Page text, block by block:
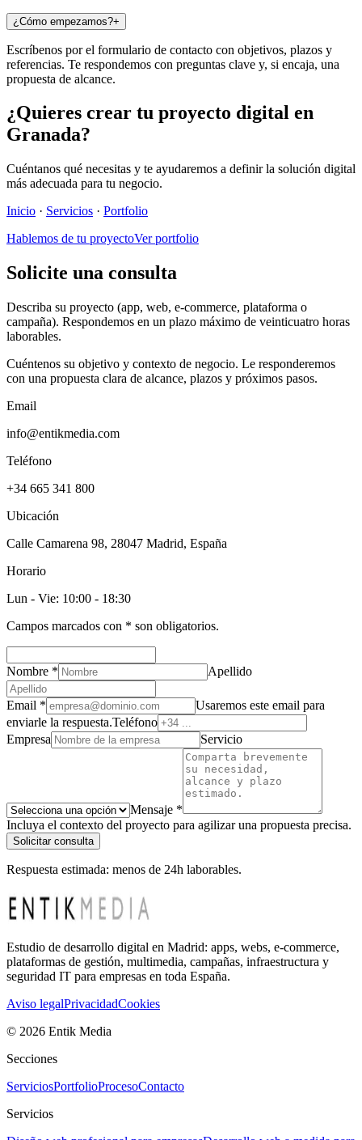
¿Cómo empezamos?+
Escríbenos por el formulario de contacto con objetivos, plazos y
referencias. Te respondemos con preguntas clave y, si encaja, una
propuesta de alcance.
¿Quieres crear tu proyecto digital en
Granada?
Cuéntanos qué necesitas y te ayudaremos a definir la solución digital
más adecuada para tu negocio.
Inicio · Servicios · Portfolio
Hablemos de tu proyectoVer portfolio
Solicite una consulta
Describa su proyecto (app, web, e-commerce, plataforma o
campaña). Respondemos en un plazo máximo de veinticuatro horas
laborables.
Cuéntenos su objetivo y contexto de negocio. Le responderemos
con una propuesta clara de alcance, plazos y próximos pasos.
Email
info@entikmedia.com
Teléfono
+34 665 341 800
Ubicación
Calle Camarena 98, 28047 Madrid, España
Horario
Lun - Vie: 10:00 - 18:30
Campos marcados con * son obligatorios.
Nombre * Apellido
Email *
Usaremos este email para
enviarle la respuesta.Teléfono
Empresa
Servicio
Mensaje *
Incluya el contexto del proyecto para agilizar una propuesta precisa.
Solicitar consulta
Respuesta estimada: menos de 24h laborables.
Estudio de desarrollo digital en Madrid: apps, webs, e-commerce,
plataformas de gestión, multimedia, campañas, infraestructura y
seguridad IT para empresas en toda España.
Aviso legalPrivacidadCookies
© 2026 Entik Media
Secciones
ServiciosPortfolioProcesoContacto
Servicios